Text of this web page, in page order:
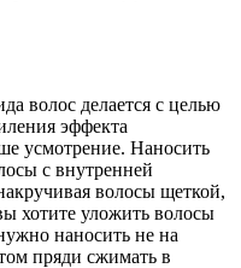
волос делается с целью
эффекта
усмотрение. Наносить
с внутренней
волосы щеткой,
хотите уложить волосы
наносить не на
пряди сжимать в